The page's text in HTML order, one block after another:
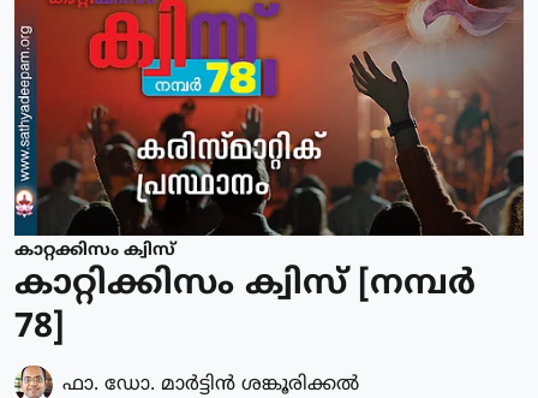
കാറ്റക്കിസം ക്വിസ്
കാറ്റിക്കിസം ക്വിസ് [നമ്പര്‍
78]
ഫാ. ഡോ. മാര്‍ട്ടിന്‍ ശങ്കൂരിക്കല്‍